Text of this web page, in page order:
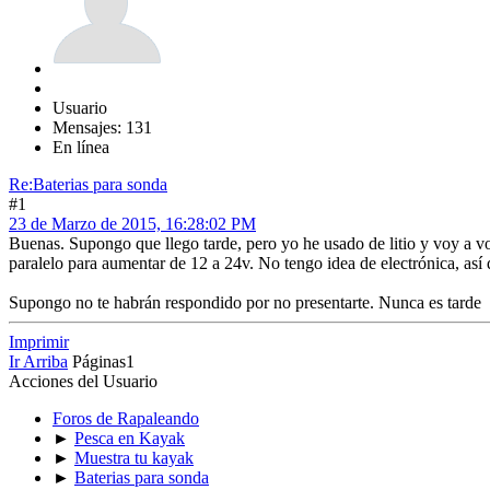
Usuario
Mensajes: 131
En línea
Re:Baterias para sonda
#1
23 de Marzo de 2015, 16:28:02 PM
Buenas. Supongo que llego tarde, pero yo he usado de litio y voy a
paralelo para aumentar de 12 a 24v. No tengo idea de electrónica,
Supongo no te habrán respondido por no presentarte. Nunca es tarde
Imprimir
Ir Arriba Páginas1
Acciones del Usuario
Foros de Rapaleando
► Pesca en Kayak
► Muestra tu kayak
► Baterias para sonda